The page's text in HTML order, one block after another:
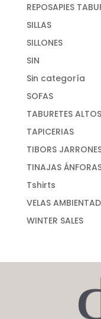
REPOSAPIES
SILLAS
SILLONES
SIN
Sin categoría
SOFAS
TABURETES ALTOS
TAPICERIAS
TIBORS
TINAJAS
Tshirts
VELAS
WINTER SALES